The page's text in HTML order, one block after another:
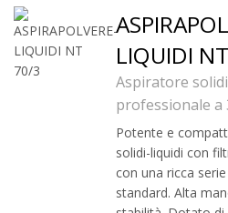
LIQUIDI
Aspiratore
professionale a
Potente e
solidi-liquidi con
con una ricca
standard. Alta